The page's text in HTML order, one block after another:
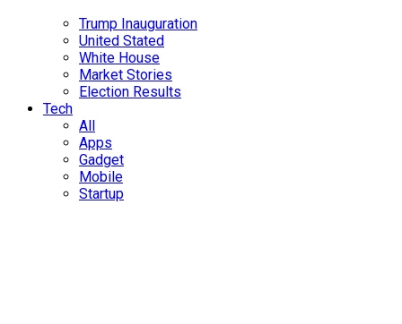
Trump Inauguration
United Stated
White House
Market Stories
Election Results
Tech
All
Apps
Gadget
Mobile
Startup